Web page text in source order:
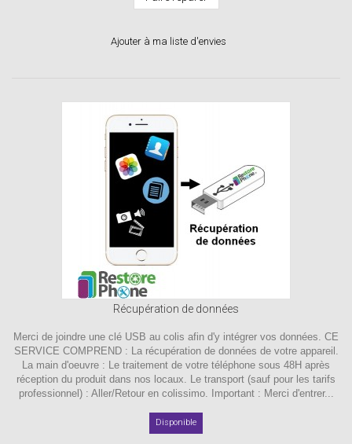
Ajouter à ma liste d'envies
Récupération de données
Merci de joindre une clé USB au colis afin d'y intégrer vos données. CE
SERVICE COMPREND : La récupération de données de votre appareil.
La main d'oeuvre : Le traitement de votre téléphone sous 48H après
réception du produit dans nos locaux. Le transport (sauf pour les tarifs
professionnel) : Aller/Retour en colissimo. Important : Merci d'entrer...
Disponible